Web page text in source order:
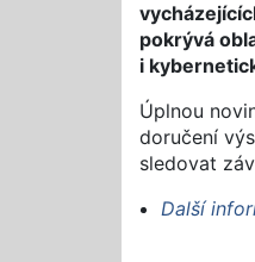
pokrývá
i
Úplnou
doručení
sledovat
Další